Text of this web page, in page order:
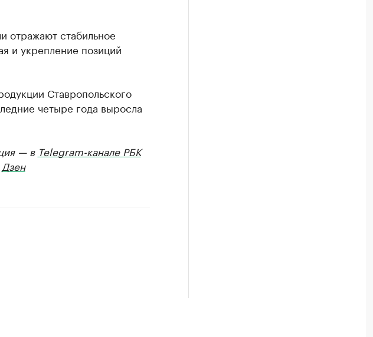
отражают стабильное
и укрепление позиций
Ставропольского
четыре года выросла
— в Telegram-канале РБК
Дзен